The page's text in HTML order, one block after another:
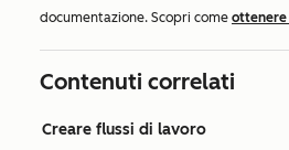
documentazione. Scopri come ottenere
Contenuti correlati
Creare flussi di lavoro